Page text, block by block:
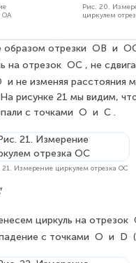
Рис. 20.
циркулем
отрезки OB и
на отрезок OC , не
и не изменяя расстояния
рисунке 21 мы видим,
с точками O и C .
21. Измерение циркулем отрезка OC
циркуль на отрезок
с точками O и D